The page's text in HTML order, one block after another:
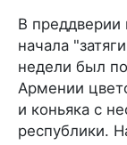
В
начала
недели был
Армении
и коньяка с
республики.